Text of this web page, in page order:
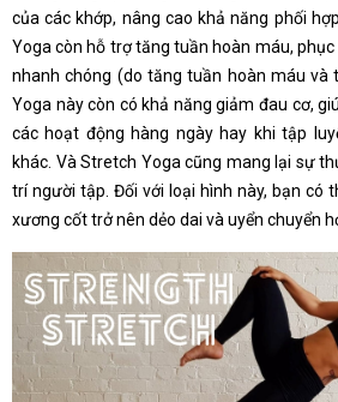
của các khớp, nâng cao khả năng phối
Yoga còn hỗ trợ tăng tuần hoàn máu,
nhanh chóng (do tăng tuần hoàn máu và
Yoga này còn có khả năng giảm đau cơ,
các hoạt động hàng ngày hay khi tập
khác. Và Stretch Yoga cũng mang lại sự
trí người tập. Đối với loại hình này, bạn có
xương cốt trở nên dẻo dai và uyển chuyển